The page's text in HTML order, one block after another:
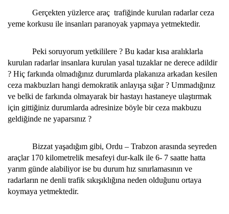
Gerçekten yüzlerce araç trafiğinde kurulan radarlar ceza
yeme korkusu ile insanları paranoyak yapmaya yetmektedir.
Peki soruyorum yetkililere ? Bu kadar kısa aralıklarla
kurulan radarlar insanlara kurulan yasal tuzaklar ne derece adildir
? Hiç farkında olmadığınız durumlarda plakanıza arkadan kesilen
ceza makbuzları hangi demokratik anlayışa sığar ? Ummadığınız
ve belki de farkında olmayarak bir hastayı hastaneye ulaştırmak
için gittiğiniz durumlarda adresinize böyle bir ceza makbuzu
geldiğinde ne yaparsınız ?
Bizzat yaşadığım gibi, Ordu – Trabzon arasında seyreden
araçlar 170 kilometrelik mesafeyi dur-kalk ile 6- 7 saatte hatta
yarım günde alabiliyor ise bu durum hız sınırlamasının ve
radarların ne denli trafik sıkışıklığına neden olduğunu ortaya
koymaya yetmektedir.